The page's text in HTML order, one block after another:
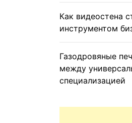
Как видеостена
инструментом
Газодровяные
между
специализацией